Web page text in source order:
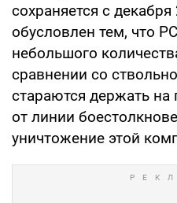
сохраняется с
обусловлен тем, что
небольшого
сравнении со
стараются держать
от линии
уничтожение этой